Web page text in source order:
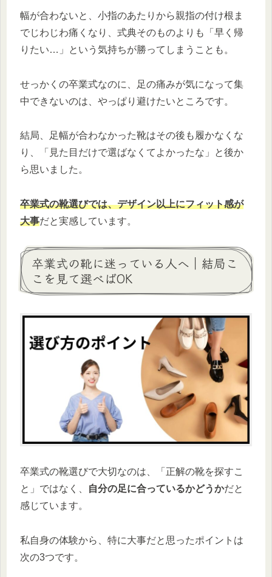
幅が合わないと、小指のあたりから親指の付け根ま
でじわじわ痛くなり、式典そのものよりも「早く帰
りたい…」という気持ちが勝ってしまうことも。
せっかくの卒業式なのに、足の痛みが気になって集
中できないのは、やっぱり避けたいところです。
結局、足幅が合わなかった靴はその後も履かなくな
り、「見た目だけで選ばなくてよかったな」と後か
ら思いました。
卒業式の靴選びでは、デザイン以上にフィット感が
大事だと実感しています。
卒業式の靴に迷っている人へ｜結局こ
こを見て選べばOK
卒業式の靴選びで大切なのは、「正解の靴を探すこ
と」ではなく、
自分の足に合っているかどうかだと
感じています。
私自身の体験から、特に大事だと思ったポイントは
次の3つです。